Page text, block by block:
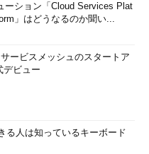
ーション「Cloud Services Plat
」はどうなるのか聞い...
ービスメッシュのスタートア
デビュー
る人は知っているキーボード